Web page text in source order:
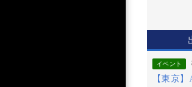
イベント
【東京